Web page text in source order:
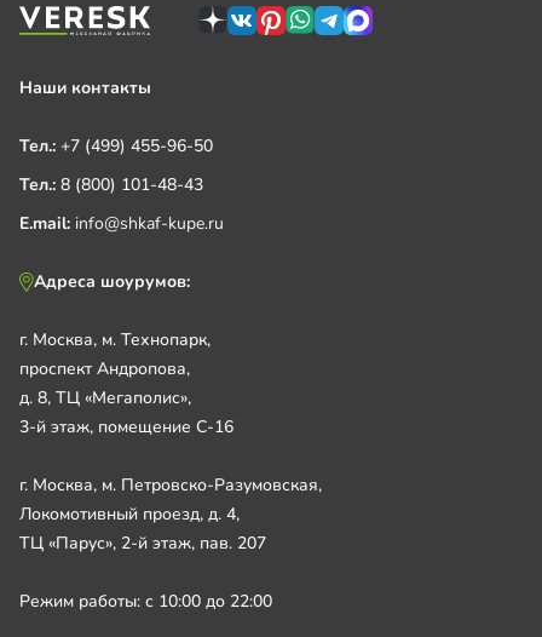
Наши контакты
Тел.: +7 (499) 455-96-50
Тел.: 8 (800) 101-48-43
E.mail: info@shkaf-kupe.ru
Адреса шоурумов:
г. Москва, м. Технопарк,
проспект Андропова,
д. 8, ТЦ «Мегаполис»,
3-й этаж, помещение С-16
г. Москва, м. Петровско-Разумовская,
Локомотивный проезд, д. 4,
ТЦ «Парус», 2-й этаж, пав. 207
Режим работы: с 10:00 до 22:00